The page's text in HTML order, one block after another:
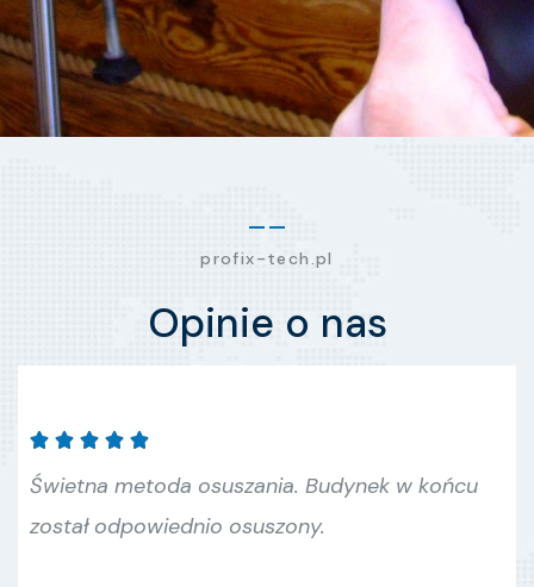
profix-tech.pl
Opinie o nas
    
Świetna metoda osuszania. Budynek w końcu
został odpowiednio osuszony.